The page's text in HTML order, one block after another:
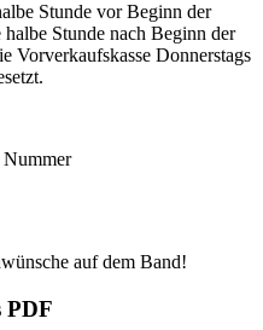
Stunde vor Beginn der
Stunde nach Beginn der
Vorverkaufskasse Donnerstags
Nummer
auf dem Band!
PDF